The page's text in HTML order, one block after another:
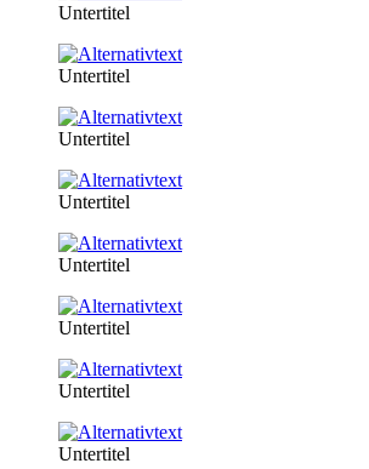
Untertitel
Untertitel
Untertitel
Untertitel
Untertitel
Untertitel
Untertitel
Untertitel